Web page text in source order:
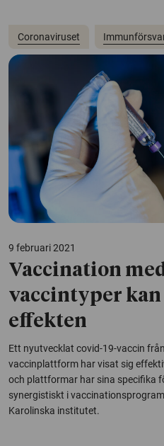
Coronaviruset
9 februari 2021
Vaccination
vaccintyper
effekten
Ett nyutvecklat covid-19-vaccin
vaccinplattform har visat sig
och plattformar har sina specifika
synergistiskt i
Karolinska institutet.